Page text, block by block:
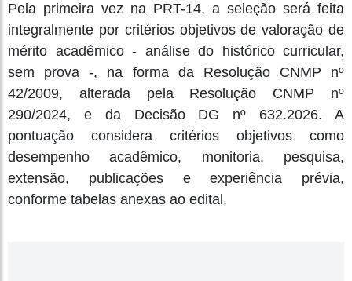
Pela primeira vez na PRT-14, a seleção será feita
integralmente por critérios objetivos de valoração de
mérito acadêmico - análise do histórico curricular,
sem prova -, na forma da Resolução CNMP nº
42/2009, alterada pela Resolução CNMP nº
290/2024, e da Decisão DG nº 632.2026. A
pontuação considera critérios objetivos como
desempenho acadêmico, monitoria, pesquisa,
extensão, publicações e experiência prévia,
conforme tabelas anexas ao edital.